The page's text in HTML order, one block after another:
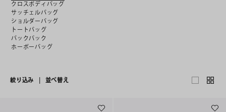
クロスボディバッグ
サッチェルバッグ
ショルダーバッグ
トートバッグ
バックパック
ホーボーバッグ
絞り込み 並べ替え